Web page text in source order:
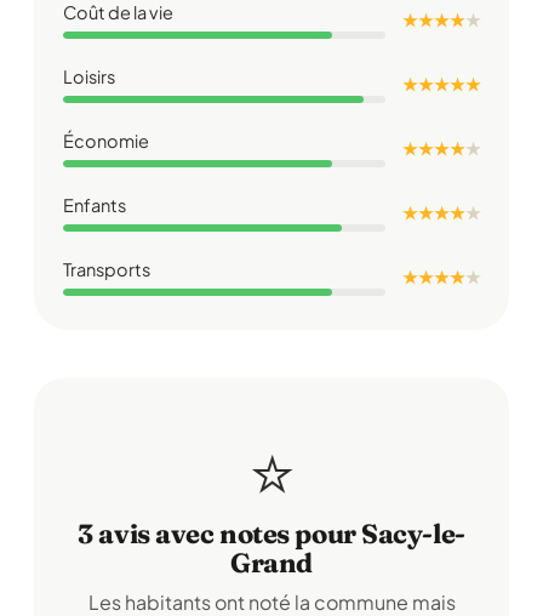
Coût de la vie ★ ★ ★ ★★
Loisirs ★ ★ ★ ★ ★
Économie ★ ★ ★ ★★
Enfants ★ ★ ★ ★★
Transports ★ ★ ★ ★★
⭐
3 avis avec notes pour Sacy-le-
Grand
Les habitants ont noté la commune mais